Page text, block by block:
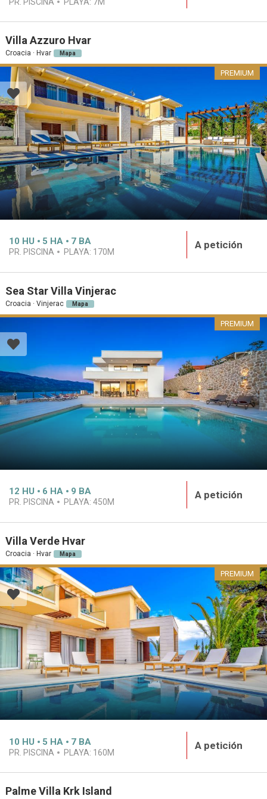
Villa Azzuro Hvar
Croacia · Hvar Mapa
PREMIUM
10 HU 5 HA 7 BA
PR. PISCINA PLAYA: 170M
A petición
Sea Star Villa Vinjerac
Croacia · Vinjerac Mapa
PREMIUM
12 HU 6 HA 9 BA
PR. PISCINA PLAYA: 450M
A petición
Villa Verde Hvar
Croacia · Hvar Mapa
PREMIUM
10 HU 5 HA 7 BA
PR. PISCINA PLAYA: 160M
A petición
Palme Villa Krk Island